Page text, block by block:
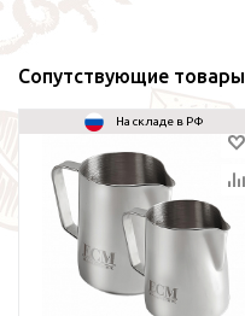
Сопутствующие товары
На складе в РФ